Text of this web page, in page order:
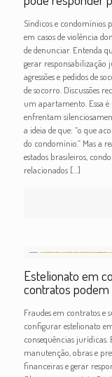
Síndicos e condomínios
em casos de violência
de denunciar. Entenda
gerar responsabilização
agressões e pedidos de
de socorro. Discussões
um apartamento. Essa
enfrentam
a ideia de que: “o que
do condomínio.” Mas a
estados brasileiros,
relacionados[…]
Estelionato em
contratos
Fraudes em contratos e
configurar estelionato
consequências
manutenção, obras e
financeiras e gerar